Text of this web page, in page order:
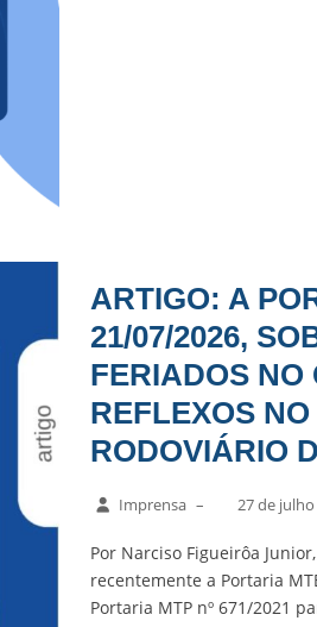
ARTIGO: A
21/07/2026,
FERIADOS NO
REFLEXOS
RODOVIÁRIO
Imprensa – 27 de
Por Narciso Figueirôa
recentemente a Portaria
Portaria MTP nº 671/2021